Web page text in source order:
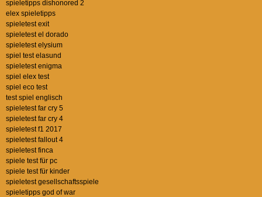
spieletipps dishonored 2
elex spieletipps
spieletest exit
spieletest el dorado
spieletest elysium
spiel test elasund
spieletest enigma
spiel elex test
spiel eco test
test spiel englisch
spieletest far cry 5
spieletest far cry 4
spieletest f1 2017
spieletest fallout 4
spieletest finca
spiele test für pc
spiele test für kinder
spieletest gesellschaftsspiele
spieletipps god of war